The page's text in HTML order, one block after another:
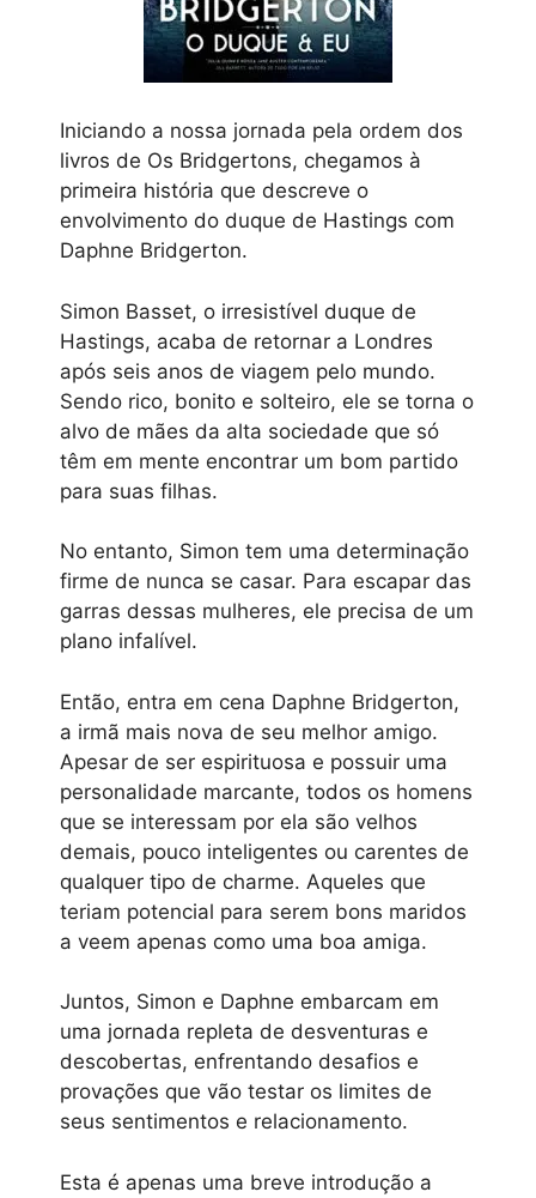
Iniciando a nossa jornada pela ordem dos
livros de Os Bridgertons, chegamos à
primeira história que descreve o
envolvimento do duque de Hastings com
Daphne Bridgerton.
Simon Basset, o irresistível duque de
Hastings, acaba de retornar a Londres
após seis anos de viagem pelo mundo.
Sendo rico, bonito e solteiro, ele se torna o
alvo de mães da alta sociedade que só
têm em mente encontrar um bom partido
para suas filhas.
No entanto, Simon tem uma determinação
firme de nunca se casar. Para escapar das
garras dessas mulheres, ele precisa de um
plano infalível.
Então, entra em cena Daphne Bridgerton,
a irmã mais nova de seu melhor amigo.
Apesar de ser espirituosa e possuir uma
personalidade marcante, todos os homens
que se interessam por ela são velhos
demais, pouco inteligentes ou carentes de
qualquer tipo de charme. Aqueles que
teriam potencial para serem bons maridos
a veem apenas como uma boa amiga.
Juntos, Simon e Daphne embarcam em
uma jornada repleta de desventuras e
descobertas, enfrentando desafios e
provações que vão testar os limites de
seus sentimentos e relacionamento.
Esta é apenas uma breve introdução a